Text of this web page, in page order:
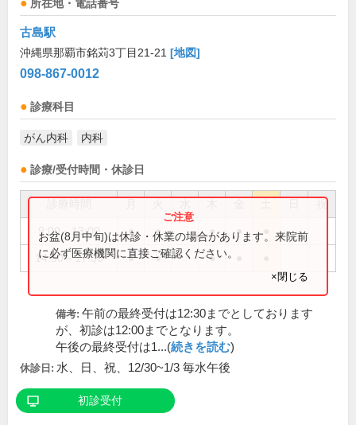
所在地・電話番号
古島駅
沖縄県那覇市銘苅3丁目21-21 [地図]
098-867-0012
診療科目
がん内科 内科
診療/受付時間・休診日
祝
9:00～13:00 ● ● ● ●
14:30～17:30 ● ● ●
お盆(8月中旬)は休診・休業の場合があります。来院前
に必ず医療機関に直接ご確認ください。
×閉じる
備考: 午前の最終受付は12:30までとしております
が、初診は12:00までとなります。
午後の最終受付は1...(続きを読む)
休診日: 水、日、祝、12/30~1/3 毎水午後
初診受付